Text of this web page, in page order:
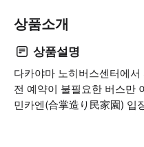
상품소개
상품설명
다카야마 노히버스센터에
전 예약이 불필요한 버스만
민카엔(合掌造り民家園) 입